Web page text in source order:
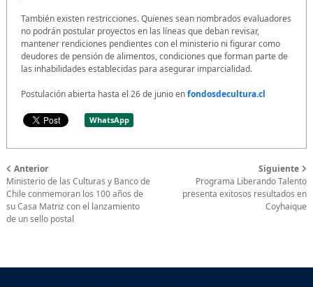
También existen restricciones. Quienes sean nombrados evaluadores
no podrán postular proyectos en las líneas que deban revisar,
mantener rendiciones pendientes con el ministerio ni figurar como
deudores de pensión de alimentos, condiciones que forman parte de
las inhabilidades establecidas para asegurar imparcialidad.
Postulación abierta hasta el 26 de junio enfondosdecultura.cl
WhatsApp
Anterior
Ministerio de las Culturas y Banco de
Chile conmemoran los 100 años de
su Casa Matriz con el lanzamiento
de un sello postal
Siguiente
Programa Liberando Talento
presenta exitosos resultados en
Coyhaique